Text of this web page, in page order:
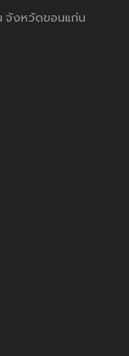
จังหวัดขอนแก่น